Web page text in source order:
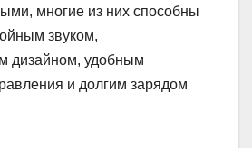
многие из них способны
звуком,
дизайном, удобным
и долгим зарядом